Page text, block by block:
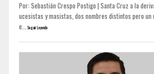
Por: Sebastián Crespo Postigo | Santa Cruz a la
ucesistas y masistas, dos nombres distintos pero
e... Seguir Leyendo